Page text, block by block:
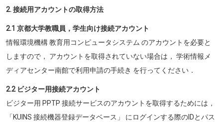
2. 接続用アカウントの取得方法
2.1 京都大学教職員，学生向け接続アカウント
情報環境機構 教育用コンピュータシステム のアカウントを必要と
しますので， アカウントを取得されていない場合は， 学術情報メ
ディアセンター南館で利用申請の手続き を行ってください．
2.2 ビジター用接続アカウント
ビジター用 PPTP 接続サービスのアカウントを取得するためには，
「KUINS 接続機器登録データベース」 にログインする際のIDとパス